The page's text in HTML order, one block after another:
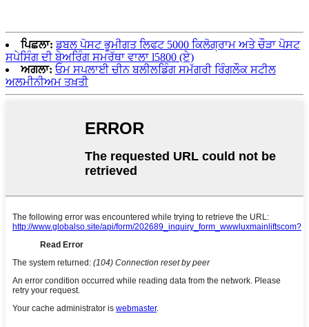
ਪਿਛਲਾ: ਡਬਲ ਪੋਸਟ ਭੂਮੀਗਤ ਲਿਫਟ 5000 ਕਿਲੋਗ੍ਰਾਮ ਅਤੇ ਚੌੜਾ ਪੋਸਟ
ਸਪੇਸਿੰਗ ਦੀ ਬੇਅਰਿੰਗ ਸਮਰੱਥਾ ਵਾਲਾ l5800 (ਏ)
ਅਗਲਾ: ਓਮ ਸਪਲਾਈ ਚੀਨ ਬਲੀਲਡਿੰਗ ਸਮੱਗਰੀ ਰਿੰਗਲੌਕ ਸਟੀਲ
ਅਲਮੀਨੀਅਮ ਤਖ਼ਤੀ